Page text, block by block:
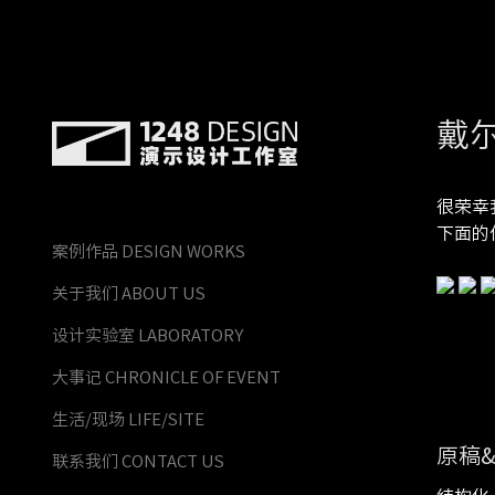
案例作品 DESIGN WORKS
发布会
其他
关于我们 ABOUT US
设计实验室 LABORATORY
设计研习
大事记 CHRONICLE OF EVENT
关键数据
生活/现场 LIFE/SITE
联系我们 CONTACT US
戴
很荣幸
下面的
原稿